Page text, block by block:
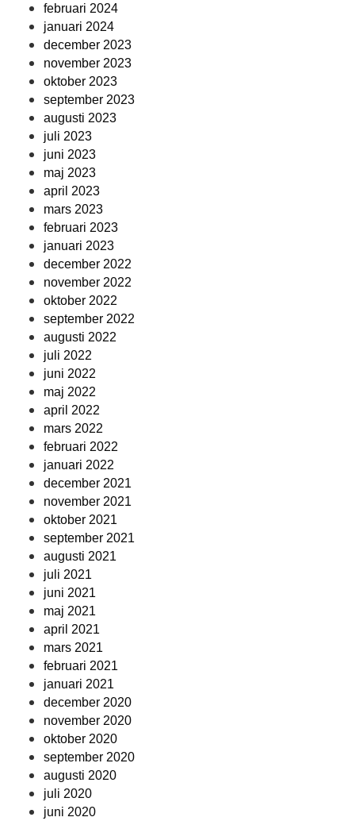
februari 2024
januari 2024
december 2023
november 2023
oktober 2023
september 2023
augusti 2023
juli 2023
juni 2023
maj 2023
april 2023
mars 2023
februari 2023
januari 2023
december 2022
november 2022
oktober 2022
september 2022
augusti 2022
juli 2022
juni 2022
maj 2022
april 2022
mars 2022
februari 2022
januari 2022
december 2021
november 2021
oktober 2021
september 2021
augusti 2021
juli 2021
juni 2021
maj 2021
april 2021
mars 2021
februari 2021
januari 2021
december 2020
november 2020
oktober 2020
september 2020
augusti 2020
juli 2020
juni 2020